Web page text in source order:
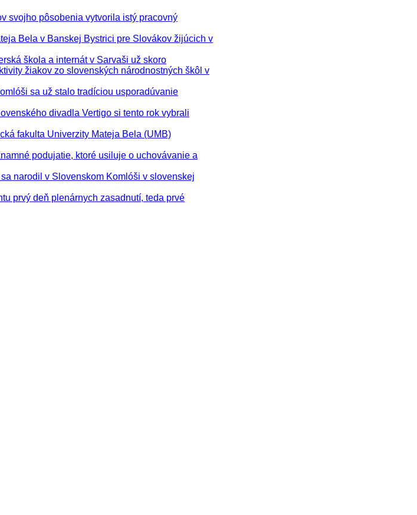
svojho pôsobenia vytvorila istý pracovný
Bela v Banskej Bystrici pre Slovákov žijúcich v
škola a internát v Sarvaši už skoro
žiakov zo slovenských národnostných škôl v
sa už stalo tradíciou usporadúvanie
divadla Vertigo si tento rok vybrali
fakulta Univerzity Mateja Bela (UMB)
podujatie, ktoré usiluje o uchovávanie a
narodil v Slovenskom Komlóši v slovenskej
prvý deň plenárnych zasadnutí, teda prvé